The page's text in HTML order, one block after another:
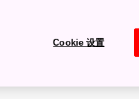
Cookie 设置